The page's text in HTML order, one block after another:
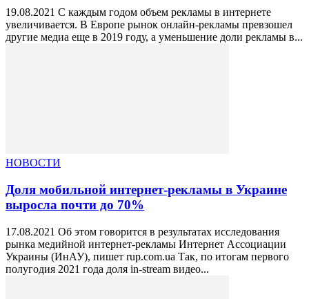
19.08.2021 С каждым годом объем рекламы в интернете
увеличивается. В Европе рынок онлайн-рекламы превзошел
другие медиа еще в 2019 году, а уменьшение доли рекламы в...
НОВОСТИ
Доля мобильной интернет-рекламы в Украине
выросла почти до 70%
17.08.2021 Об этом говорится в результатах исследования
рынка медийной интернет-рекламы Интернет Ассоциации
Украины (ИнАУ), пишет rup.com.ua Так, по итогам первого
полугодия 2021 года доля in-stream видео...